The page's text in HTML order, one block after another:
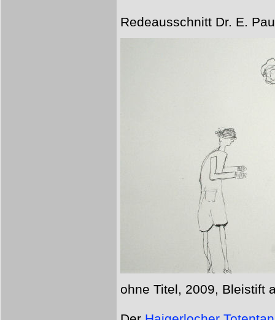
Redeausschnitt Dr. E.
ohne Titel, 2009, Bleistift